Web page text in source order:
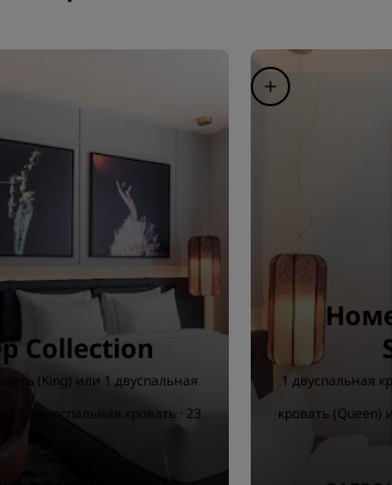
Collection
(King) или 1 двуспальная
2 односпальная кровать · 23
1 двуспальная
кровать (Queen)